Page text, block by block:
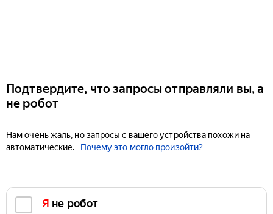
Подтвердите, что запросы отправляли вы, а
не робот
Нам очень жаль, но запросы с вашего устройства похожи на
автоматические.
Почему это могло произойти?
Я не робот